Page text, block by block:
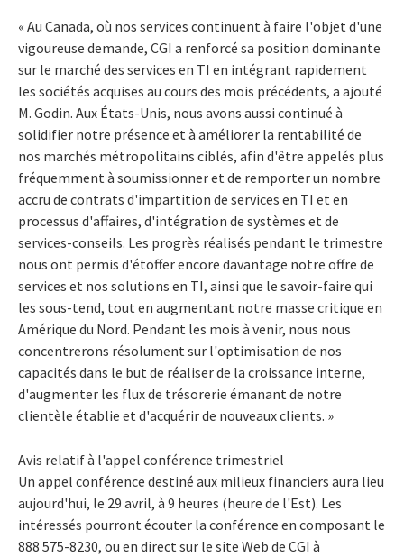
« Au Canada, où nos services continuent à faire l'objet d'une
vigoureuse demande, CGI a renforcé sa position dominante
sur le marché des services en TI en intégrant rapidement
les sociétés acquises au cours des mois précédents, a ajouté
M. Godin. Aux États-Unis, nous avons aussi continué à
solidifier notre présence et à améliorer la rentabilité de
nos marchés métropolitains ciblés, afin d'être appelés plus
fréquemment à soumissionner et de remporter un nombre
accru de contrats d'impartition de services en TI et en
processus d'affaires, d'intégration de systèmes et de
services-conseils. Les progrès réalisés pendant le trimestre
nous ont permis d'étoffer encore davantage notre offre de
services et nos solutions en TI, ainsi que le savoir-faire qui
les sous-tend, tout en augmentant notre masse critique en
Amérique du Nord. Pendant les mois à venir, nous nous
concentrerons résolument sur l'optimisation de nos
capacités dans le but de réaliser de la croissance interne,
d'augmenter les flux de trésorerie émanant de notre
clientèle établie et d'acquérir de nouveaux clients. »
Avis relatif à l'appel conférence trimestriel
Un appel conférence destiné aux milieux financiers aura lieu
aujourd'hui, le 29 avril, à 9 heures (heure de l'Est). Les
intéressés pourront écouter la conférence en composant le
888 575-8230, ou en direct sur le site Web de CGI à